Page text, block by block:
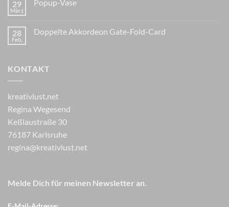
29
März
Popup-Vase
28
Feb.
Doppelte Akkordeon Gate-Fold-Card
KONTAKT
kreativlust.net
Regina Wegesend
Keßlaustraße 30
76187 Karlsruhe
regina@kreativlust.net
Melde Dich für meinen Newsletter an.